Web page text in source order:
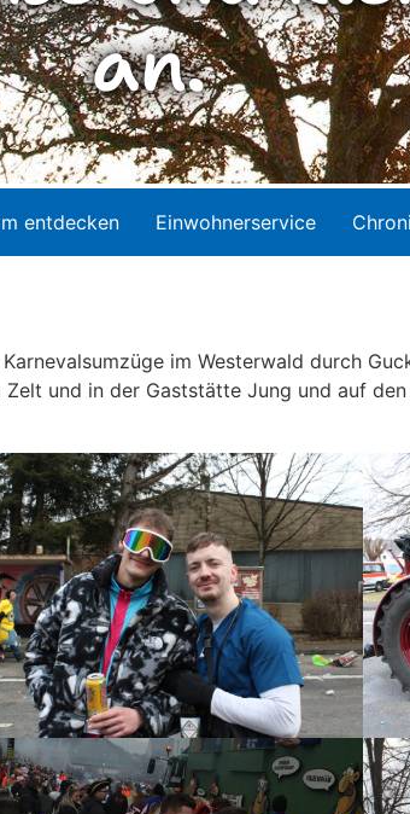
an.
entdecken Einwohnerservice
im Westerwald durch
und in der Gaststätte Jung und auf